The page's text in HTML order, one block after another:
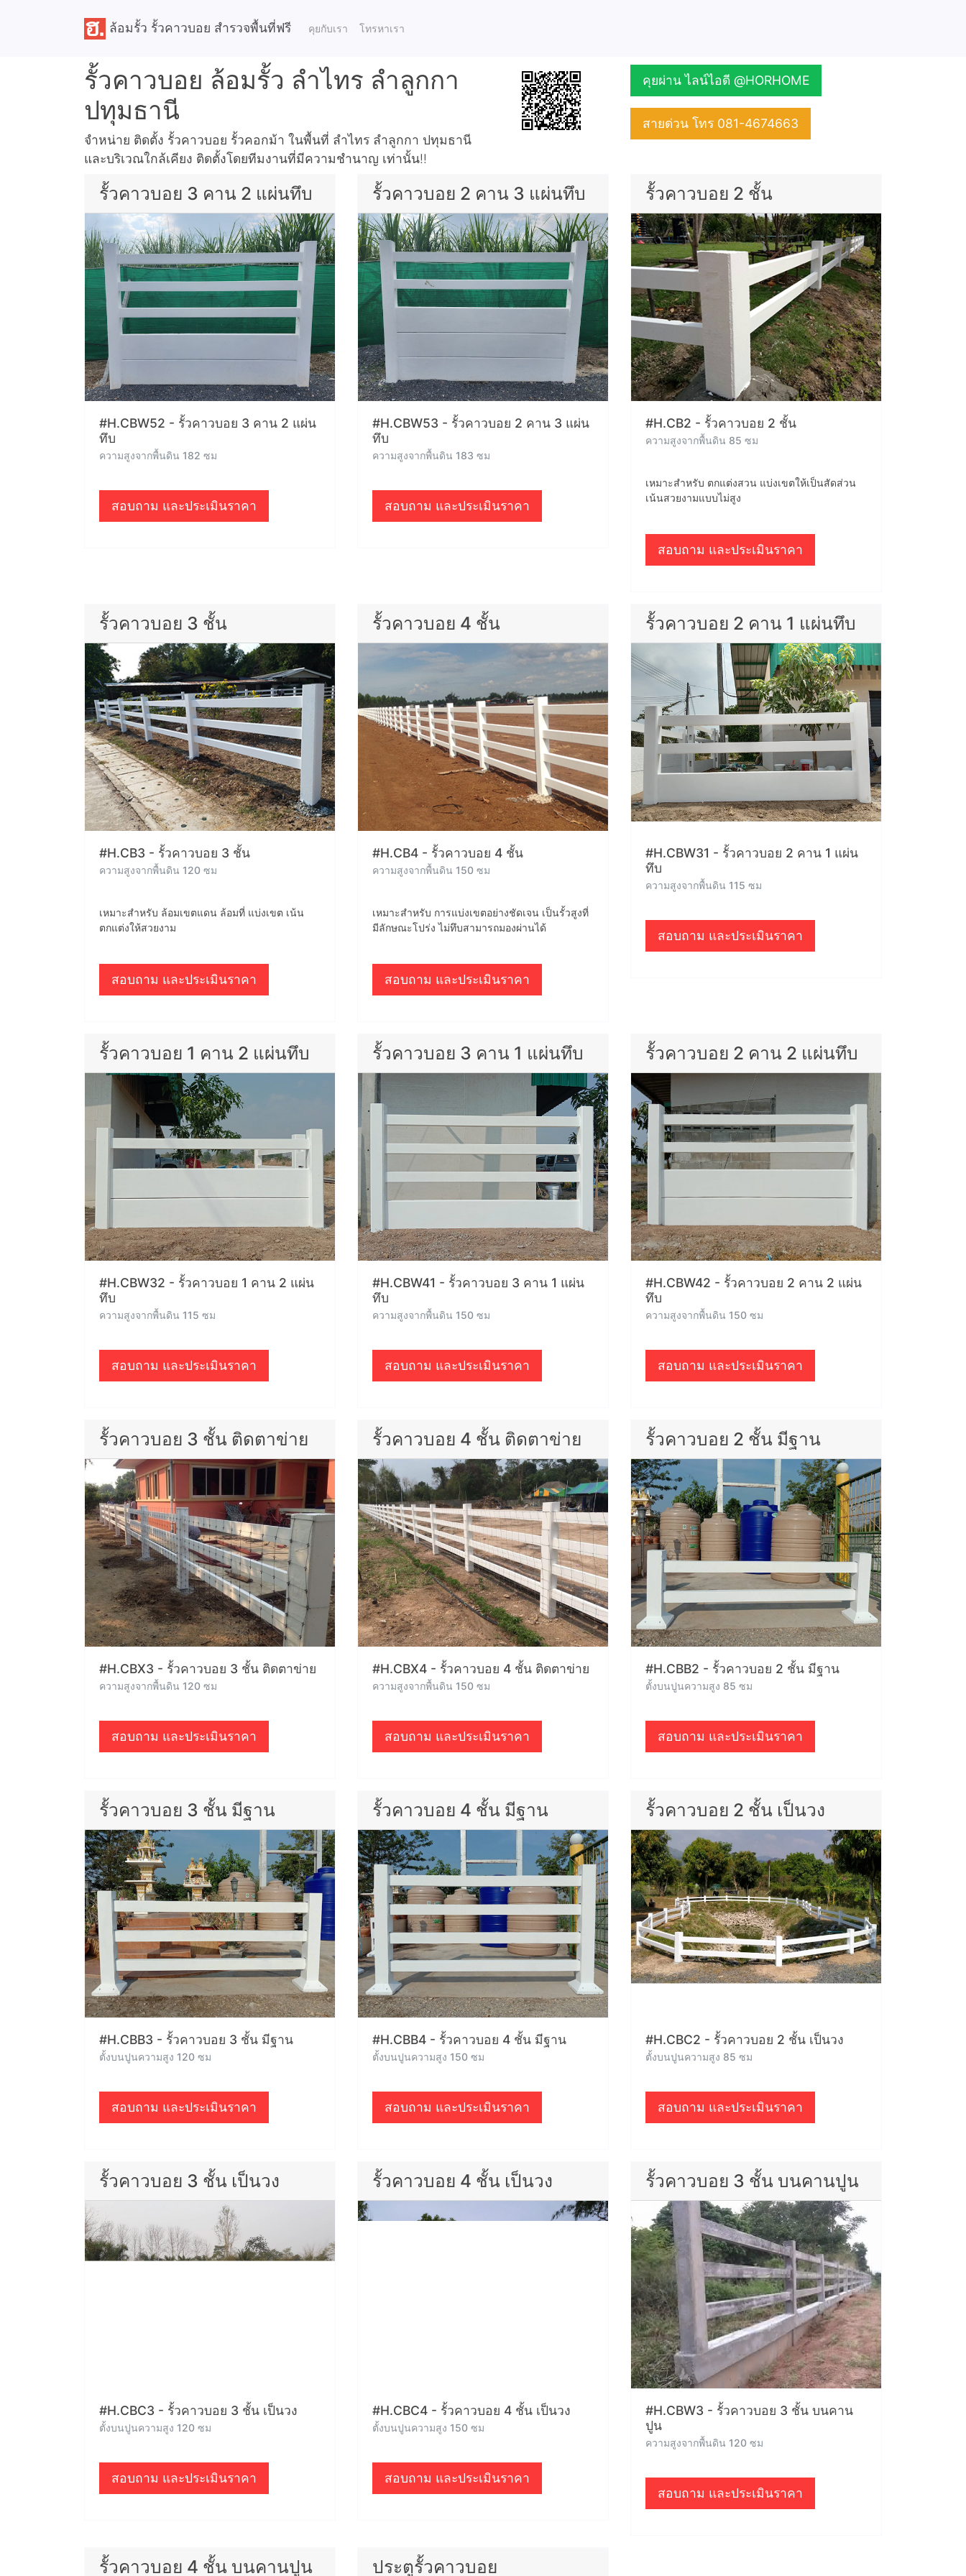
ล้อมรั้ว รั้วคาวบอย สำรวจพื้นที่ฟรี คุยกับเรา โทรหาเรา
รั้วคาวบอย ล้อมรั้ว ลำไทร ลำลูกกา
ปทุมธานี
จำหน่าย ติดตั้ง รั้วคาวบอย รั้วคอกม้า ในพื้นที่ ลำไทร ลำลูกกา ปทุมธานี
และบริเวณใกล้เคียง ติดตั้งโดยทีมงานที่มีความชำนาญ เท่านั้น!!
คุยผ่าน ไลน์ไอดี @HORHOME
สายด่วน โทร 081-4674663
รั้วคาวบอย 3 คาน 2 แผ่นทึบ
#H.CBW52 - รั้วคาวบอย 3 คาน 2 แผ่น
ทึบ
ความสูงจากพื้นดิน 182 ซม
สอบถาม และประเมินราคา
รั้วคาวบอย 2 คาน 3 แผ่นทึบ
#H.CBW53 - รั้วคาวบอย 2 คาน 3 แผ่น
ทึบ
ความสูงจากพื้นดิน 183 ซม
สอบถาม และประเมินราคา
รั้วคาวบอย 2 ชั้น
#H.CB2 - รั้วคาวบอย 2 ชั้น
ความสูงจากพื้นดิน 85 ซม
เหมาะสำหรับ ตกแต่งสวน แบ่งเขตให้เป็นสัดส่วน
เน้นสวยงามแบบไม่สูง
สอบถาม และประเมินราคา
รั้วคาวบอย 3 ชั้น
#H.CB3 - รั้วคาวบอย 3 ชั้น
ความสูงจากพื้นดิน 120 ซม
เหมาะสำหรับ ล้อมเขตแดน ล้อมที่ แบ่งเขต เน้น
ตกแต่งให้สวยงาม
สอบถาม และประเมินราคา
รั้วคาวบอย 4 ชั้น
#H.CB4 - รั้วคาวบอย 4 ชั้น
ความสูงจากพื้นดิน 150 ซม
เหมาะสำหรับ การแบ่งเขตอย่างชัดเจน เป็นรั้วสูงที่
มีลักษณะโปร่ง ไม่ทึบสามารถมองผ่านได้
สอบถาม และประเมินราคา
รั้วคาวบอย 2 คาน 1 แผ่นทึบ
#H.CBW31 - รั้วคาวบอย 2 คาน 1 แผ่น
ทึบ
ความสูงจากพื้นดิน 115 ซม
สอบถาม และประเมินราคา
รั้วคาวบอย 1 คาน 2 แผ่นทึบ
#H.CBW32 - รั้วคาวบอย 1 คาน 2 แผ่น
ทึบ
ความสูงจากพื้นดิน 115 ซม
สอบถาม และประเมินราคา
รั้วคาวบอย 3 คาน 1 แผ่นทึบ
#H.CBW41 - รั้วคาวบอย 3 คาน 1 แผ่น
ทึบ
ความสูงจากพื้นดิน 150 ซม
สอบถาม และประเมินราคา
รั้วคาวบอย 2 คาน 2 แผ่นทึบ
#H.CBW42 - รั้วคาวบอย 2 คาน 2 แผ่น
ทึบ
ความสูงจากพื้นดิน 150 ซม
สอบถาม และประเมินราคา
รั้วคาวบอย 3 ชั้น ติดตาข่าย
#H.CBX3 - รั้วคาวบอย 3 ชั้น ติดตาข่าย
ความสูงจากพื้นดิน 120 ซม
สอบถาม และประเมินราคา
รั้วคาวบอย 4 ชั้น ติดตาข่าย
#H.CBX4 - รั้วคาวบอย 4 ชั้น ติดตาข่าย
ความสูงจากพื้นดิน 150 ซม
สอบถาม และประเมินราคา
รั้วคาวบอย 2 ชั้น มีฐาน
#H.CBB2 - รั้วคาวบอย 2 ชั้น มีฐาน
ตั้งบนปูนความสูง 85 ซม
สอบถาม และประเมินราคา
รั้วคาวบอย 3 ชั้น มีฐาน
#H.CBB3 - รั้วคาวบอย 3 ชั้น มีฐาน
ตั้งบนปูนความสูง 120 ซม
สอบถาม และประเมินราคา
รั้วคาวบอย 4 ชั้น มีฐาน
#H.CBB4 - รั้วคาวบอย 4 ชั้น มีฐาน
ตั้งบนปูนความสูง 150 ซม
สอบถาม และประเมินราคา
รั้วคาวบอย 2 ชั้น เป็นวง
#H.CBC2 - รั้วคาวบอย 2 ชั้น เป็นวง
ตั้งบนปูนความสูง 85 ซม
สอบถาม และประเมินราคา
รั้วคาวบอย 3 ชั้น เป็นวง
#H.CBC3 - รั้วคาวบอย 3 ชั้น เป็นวง
ตั้งบนปูนความสูง 120 ซม
สอบถาม และประเมินราคา
รั้วคาวบอย 4 ชั้น เป็นวง
#H.CBC4 - รั้วคาวบอย 4 ชั้น เป็นวง
ตั้งบนปูนความสูง 150 ซม
สอบถาม และประเมินราคา
รั้วคาวบอย 3 ชั้น บนคานปูน
#H.CBW3 - รั้วคาวบอย 3 ชั้น บนคาน
ปูน
ความสูงจากพื้นดิน 120 ซม
สอบถาม และประเมินราคา
รั้วคาวบอย 4 ชั้น บนคานปูน ประตูรั้วคาวบอย